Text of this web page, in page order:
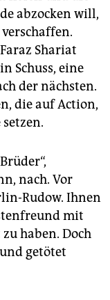
abzocken will,
Shariat
Schuss, eine
der nächsten.
die auf Action,
nach. Vor
Rudow. Ihnen
mit
haben. Doch
getötet